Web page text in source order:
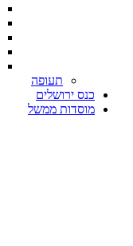
תעופה
כנס ירושלים
מוסדות ממשל